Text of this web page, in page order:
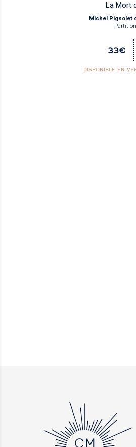
La Mort
Michel Pignolet
33€
DISPONIBLE EN